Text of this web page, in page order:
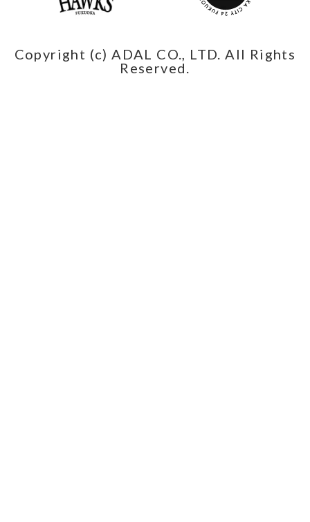
Copyright (c) ADAL CO., LTD. All Rights
Reserved.